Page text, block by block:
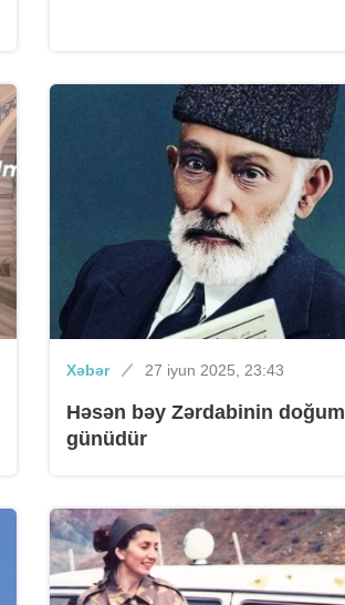
Xəbər 27 iyun 2025, 23:43
Həsən bəy Zərdabinin doğum
günüdür